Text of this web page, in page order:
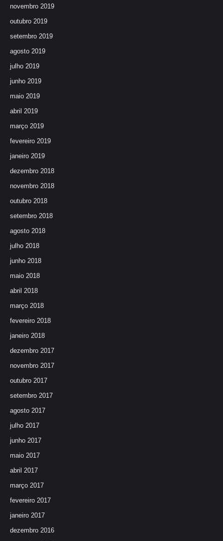
novembro 2019
outubro 2019
setembro 2019
agosto 2019
julho 2019
junho 2019
maio 2019
abril 2019
março 2019
fevereiro 2019
janeiro 2019
dezembro 2018
novembro 2018
outubro 2018
setembro 2018
agosto 2018
julho 2018
junho 2018
maio 2018
abril 2018
março 2018
fevereiro 2018
janeiro 2018
dezembro 2017
novembro 2017
outubro 2017
setembro 2017
agosto 2017
julho 2017
junho 2017
maio 2017
abril 2017
março 2017
fevereiro 2017
janeiro 2017
dezembro 2016